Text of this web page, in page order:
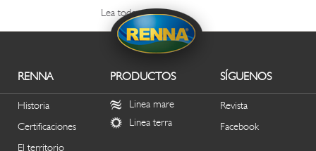
Lea todo
RENNA
Historia
Certificaciones
El territorio
PRODUCTOS
Linea mare
Linea terra
SÍGUENOS
Revista
Facebook